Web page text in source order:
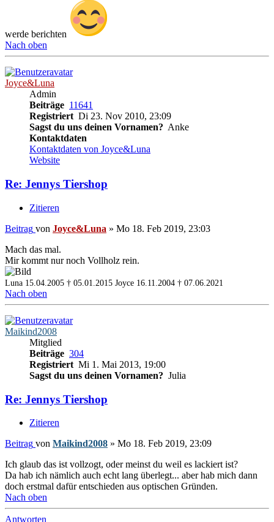
werde berichten
Nach oben
Joyce&Luna
Admin
Beiträge 11641
Registriert Di 23. Nov 2010, 23:09
Sagst du uns deinen Vornamen? Anke
Kontaktdaten
Kontaktdaten von Joyce&Luna
Website
Re: Jennys Tiershop
Zitieren
Beitrag von Joyce&Luna » Mo 18. Feb 2019, 23:03
Mach das mal.
Mir kommt nur noch Vollholz rein.
Luna 15.04.2005 † 05.01.2015 Joyce 16.11.2004 † 07.06.2021
Nach oben
Maikind2008
Mitglied
Beiträge 304
Registriert Mi 1. Mai 2013, 19:00
Sagst du uns deinen Vornamen? Julia
Re: Jennys Tiershop
Zitieren
Beitrag von Maikind2008 » Mo 18. Feb 2019, 23:09
Ich glaub das ist vollzogt, oder meinst du weil es lackiert ist?
Da hab ich nämlich auch echt lang überlegt... aber hab mich dann
doch erstmal dafür entschieden aus optischen Gründen.
Nach oben
Antworten